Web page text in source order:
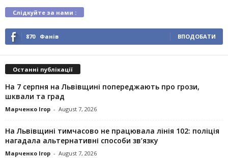
Слідкуйте за нами :
870 Фанів ВПОДОБАТИ
Останні публікації
На 7 серпня на Львівщині попереджають про грози,
шквали та град
Марченко Ігор - August 7, 2026
На Львівщині тимчасово не працювала лінія 102: поліція
нагадала альтернативні способи зв’язку
Марченко Ігор - August 7, 2026